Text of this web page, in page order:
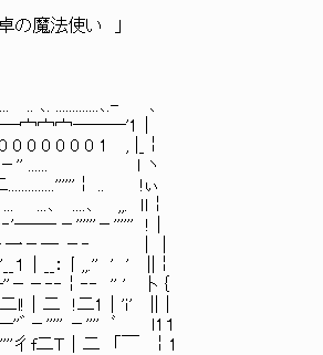
使い 」
､.- ､
宀―――'1│
0 1 , |_￤
...... ｌ ヽ
￤ .. !ぃ
､ ,,. ｌｌ￤
－''''''－'''''' !│
－― －‐ ││
：丨,,.'' ' ' ||￤
‐‐￤‐‐ '' ' 卜｛
二 !二1│'ｉ' ||│
''''' －'''' ﾞ ｌ1１
Ｔ│二 「￣ ￤1